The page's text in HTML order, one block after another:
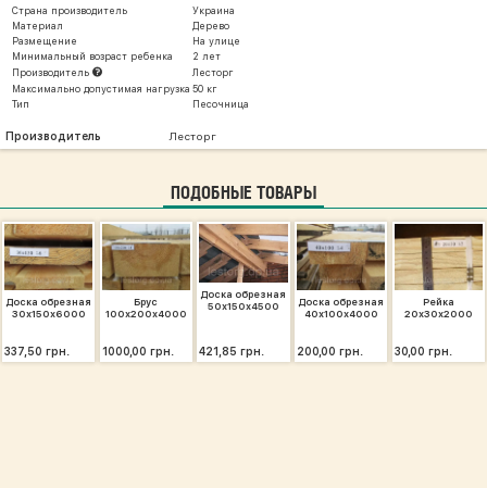
Страна производитель
Украина
Материал
Дерево
Размещение
На улице
Минимальный возраст ребенка
2 лет
Производитель
Лесторг
Максимально допустимая нагрузка 50 кг
Тип
Песочница
Производитель Лесторг
ПОДОБНЫЕ ТОВАРЫ
Доска обрезная
30х150х6000
337,50 грн.
Брус
100х200х4000
1000,00 грн.
Доска обрезная
50х150х4500
421,85 грн.
Доска обрезная
40х100х4000
200,00 грн.
Рейка
20х30х2000
30,00 грн.